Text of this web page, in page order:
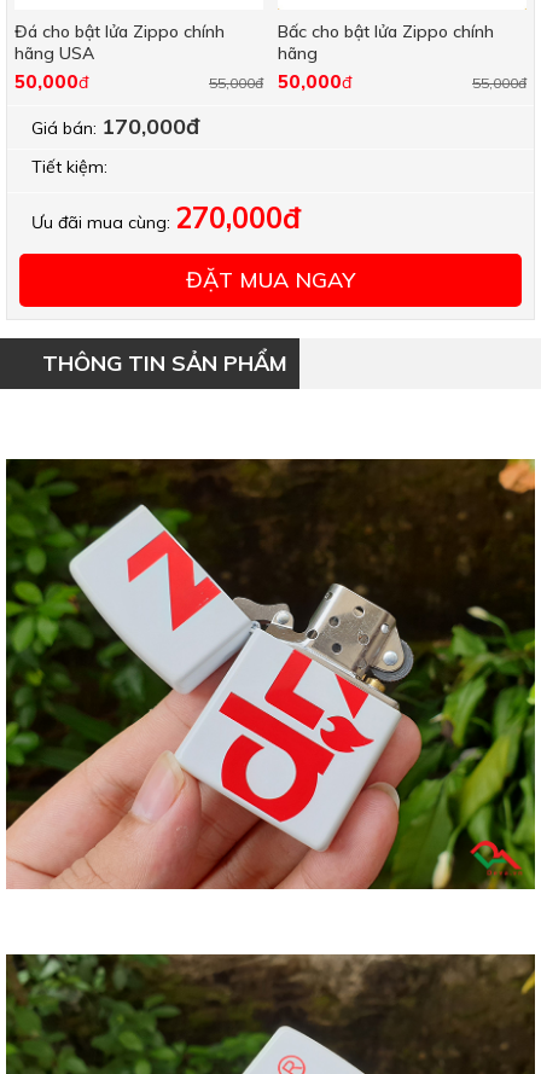
Đá cho bật lửa Zippo chính
hãng USA
55,000đ
50,000đ
Bấc cho bật lửa Zippo chính
hãng
55,000đ
50,000đ
Giá bán: 170,000đ
Tiết kiệm:
Ưu đãi mua cùng: 270,000đ
ĐẶT MUA NGAY
THÔNG TIN SẢN PHẨM